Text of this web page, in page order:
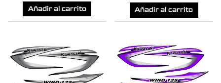
Añadir al carrito Añadir al carrito